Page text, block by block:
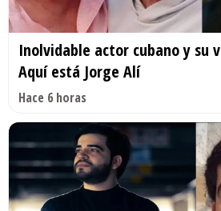
Inolvidable actor cubano y su
Aquí está Jorge Alí
Hace 6 horas